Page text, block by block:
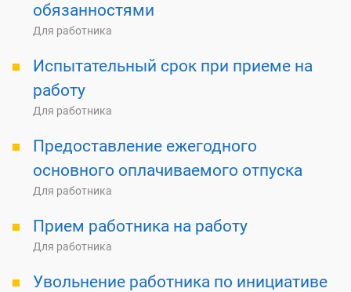
обязанностями
Для работника
Испытательный срок при приеме на
работу
Для работника
Предоставление ежегодного
основного оплачиваемого отпуска
Для работника
Прием работника на работу
Для работника
Увольнение работника по инициативе